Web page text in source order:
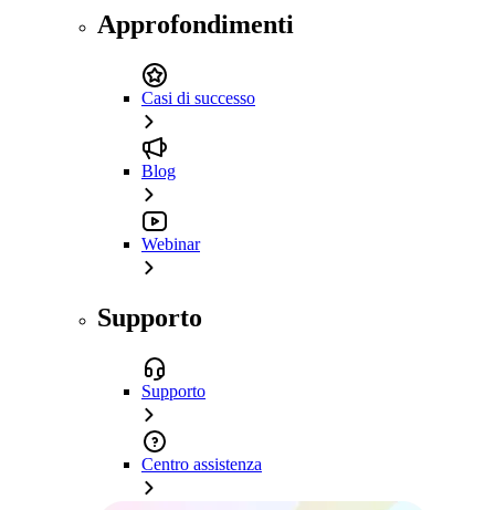
Approfondimenti
Casi di successo
Blog
Webinar
Supporto
Supporto
Centro assistenza